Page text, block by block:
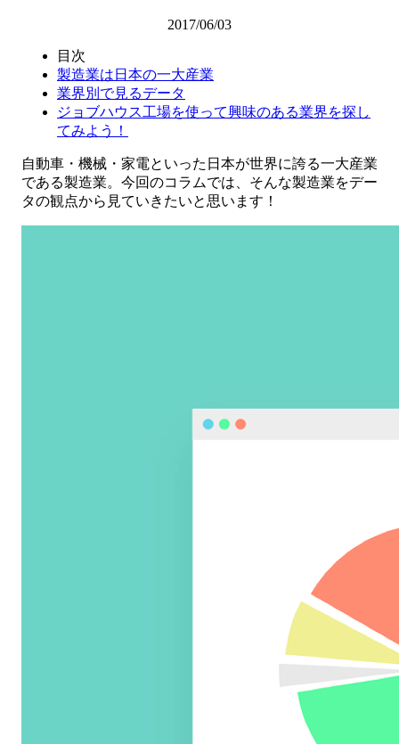
2017/06/03
目次
製造業は日本の一大産業
業界別で見るデータ
ジョブハウス工場を使って興味のある業界を探し
てみよう！
自動車・機械・家電といった日本が世界に誇る一大産業
である製造業。今回のコラムでは、そんな製造業をデー
タの観点から見ていきたいと思います！